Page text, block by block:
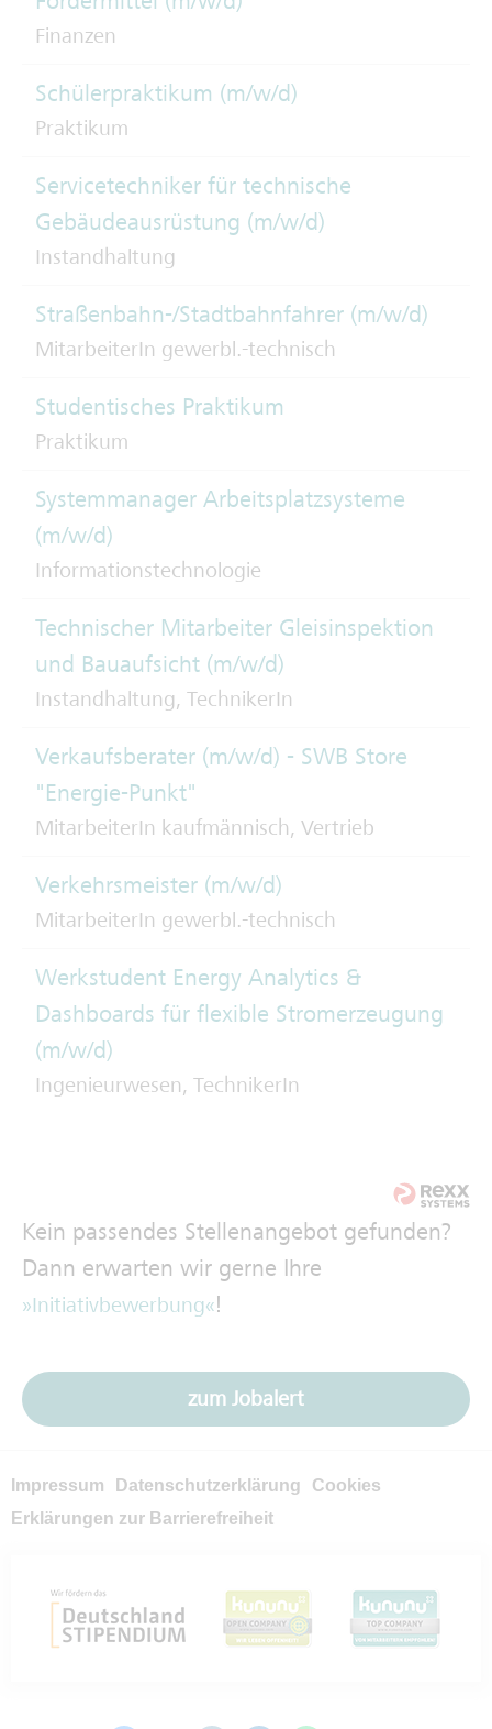
Finanzen
Schülerpraktikum (m/w/d)
Praktikum
Servicetechniker für technische
Gebäudeausrüstung (m/w/d)
Instandhaltung
Straßenbahn-/Stadtbahnfahrer (m/w/d)
MitarbeiterIn gewerbl.-technisch
Studentisches Praktikum
Praktikum
Systemmanager Arbeitsplatzsysteme
(m/w/d)
Informationstechnologie
Technischer Mitarbeiter Gleisinspektion
und Bauaufsicht (m/w/d)
Instandhaltung, TechnikerIn
Verkaufsberater (m/w/d) - SWB Store
"Energie-Punkt"
MitarbeiterIn kaufmännisch, Vertrieb
Verkehrsmeister (m/w/d)
MitarbeiterIn gewerbl.-technisch
Werkstudent Energy Analytics &
Dashboards für flexible Stromerzeugung
(m/w/d)
Ingenieurwesen, TechnikerIn
Kein passendes Stellenangebot gefunden?
Dann erwarten wir gerne Ihre
Initiativbewerbung !
zum Jobalert
Impressum Datenschutzerklärung
Cookies
Erklärungen zur Barrierefreiheit